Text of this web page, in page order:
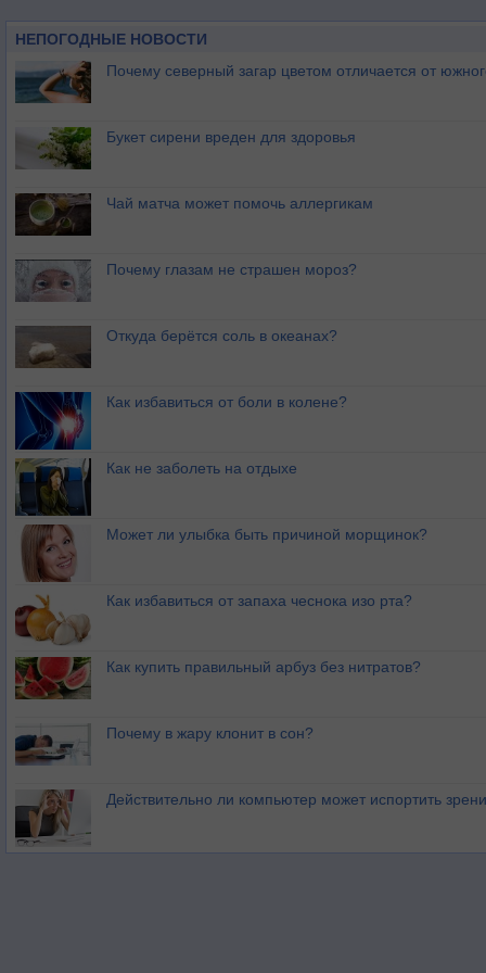
НЕПОГОДНЫЕ НОВОСТИ
Почему северный загар цветом отличается от
Букет сирени вреден для здоровья
Чай матча может помочь аллергикам
Почему глазам не страшен мороз?
Откуда берётся соль в океанах?
Как избавиться от боли в колене?
Как не заболеть на отдыхе
Может ли улыбка быть причиной морщинок?
Как избавиться от запаха чеснока изо рта?
Как купить правильный арбуз без нитратов?
Почему в жару клонит в сон?
Действительно ли компьютер может испортить